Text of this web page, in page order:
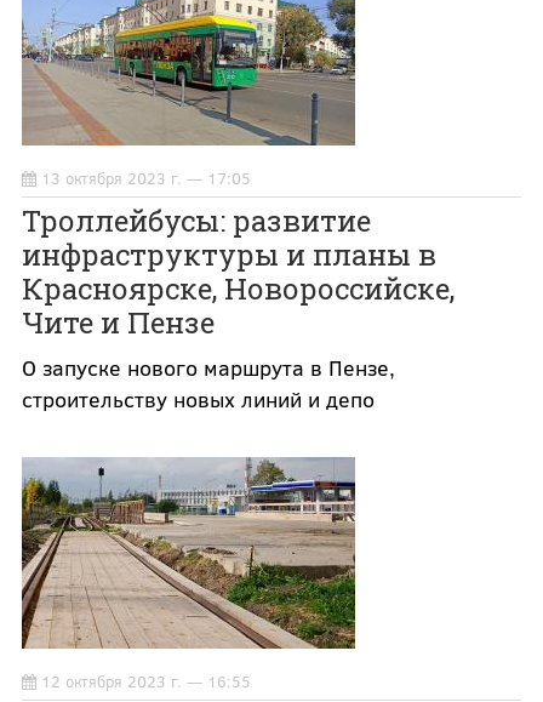
13 октября 2023 г. — 17:05
Троллейбусы: развитие
инфраструктуры и планы в
Красноярске, Новороссийске,
Чите и Пензе
О запуске нового маршрута в Пензе,
строительству новых линий и депо
12 октября 2023 г. — 16:55